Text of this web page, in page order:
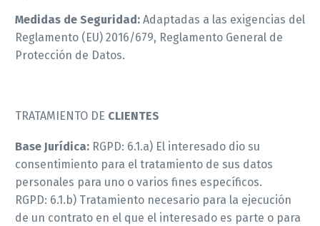
Medidas de Seguridad: Adaptadas a las exigencias del
Reglamento (EU) 2016/679, Reglamento General de
Protección de Datos.
TRATAMIENTO DE CLIENTES
Base Jurídica: RGPD: 6.1.a) El interesado dio su
consentimiento para el tratamiento de sus datos
personales para uno o varios fines específicos.
RGPD: 6.1.b) Tratamiento necesario para la ejecución
de un contrato en el que el interesado es parte o para